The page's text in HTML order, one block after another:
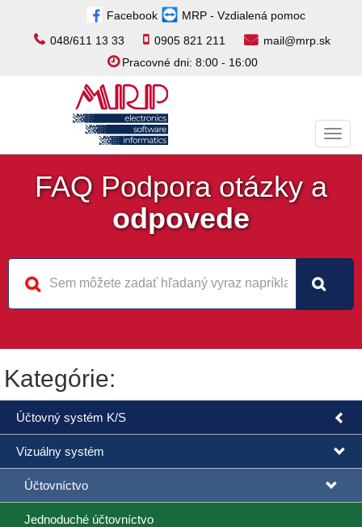
Facebook
MRP - Vzdialená pomoc
048/611 13 33
0905 821 211
mail@mrp.sk
Pracovné dni: 8:00 - 16:00
FAQ Podpora otázky a
odpovede
Kategórie:
Účtovný systém K/S
Vizuálny systém
Účtovníctvo
Jednoduché účtovníctvo